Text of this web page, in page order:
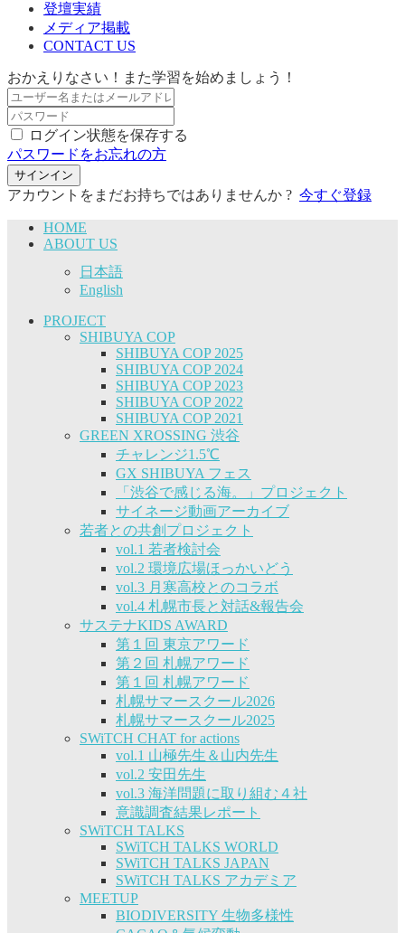
登壇実績
メディア掲載
CONTACT US
おかえりなさい！また学習を始めましょう！
ログイン状態を保存する
パスワードをお忘れの方
サインイン
アカウントをまだお持ちではありませんか ? 今すぐ登録
HOME
ABOUT US
日本語
English
PROJECT
SHIBUYA COP
SHIBUYA COP 2025
SHIBUYA COP 2024
SHIBUYA COP 2023
SHIBUYA COP 2022
SHIBUYA COP 2021
GREEN XROSSING 渋谷
チャレンジ1.5℃
GX SHIBUYA フェス
「渋谷で感じる海。」プロジェクト
サイネージ動画アーカイブ
若者との共創プロジェクト
vol.1 若者検討会
vol.2 環境広場ほっかいどう
vol.3 月寒高校とのコラボ
vol.4 札幌市長と対話&報告会
サステナKIDS AWARD
第１回 東京アワード
第２回 札幌アワード
第１回 札幌アワード
札幌サマースクール2026
札幌サマースクール2025
SWiTCH CHAT for actions
vol.1 山極先生＆山内先生
vol.2 安田先生
vol.3 海洋問題に取り組む４社
意識調査結果レポート
SWiTCH TALKS
SWiTCH TALKS WORLD
SWiTCH TALKS JAPAN
SWiTCH TALKS アカデミア
MEETUP
BIODIVERSITY 生物多様性